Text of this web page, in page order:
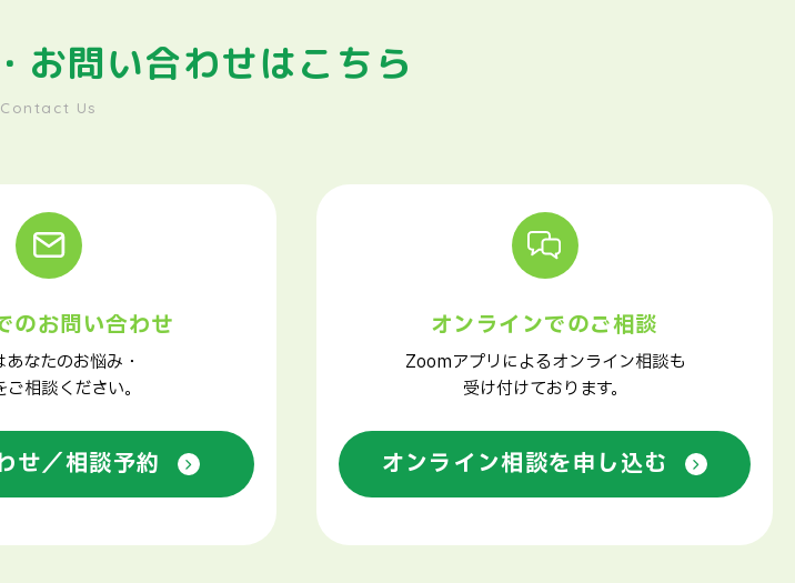
お問い合わせはこちら
Contact Us
のお問い合わせ
あなたのお悩み・
ご相談ください。
せ／相談予約
オンラインでのご相談
Zoomアプリによるオンライン相談も
受け付けております。
オンライン相談を申し込む